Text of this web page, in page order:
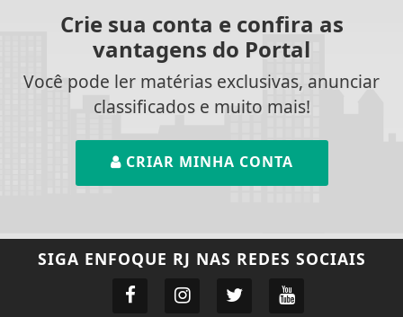
Crie sua conta e confira as
vantagens do Portal
Você pode ler matérias exclusivas, anunciar
classificados e muito mais!
CRIAR MINHA CONTA
SIGA ENFOQUE RJ NAS REDES SOCIAIS